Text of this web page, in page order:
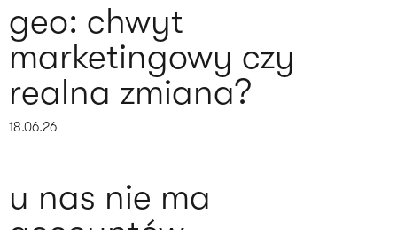
geo: chwyt
marketingowy czy
realna zmiana?
18.06.26
u nas nie ma